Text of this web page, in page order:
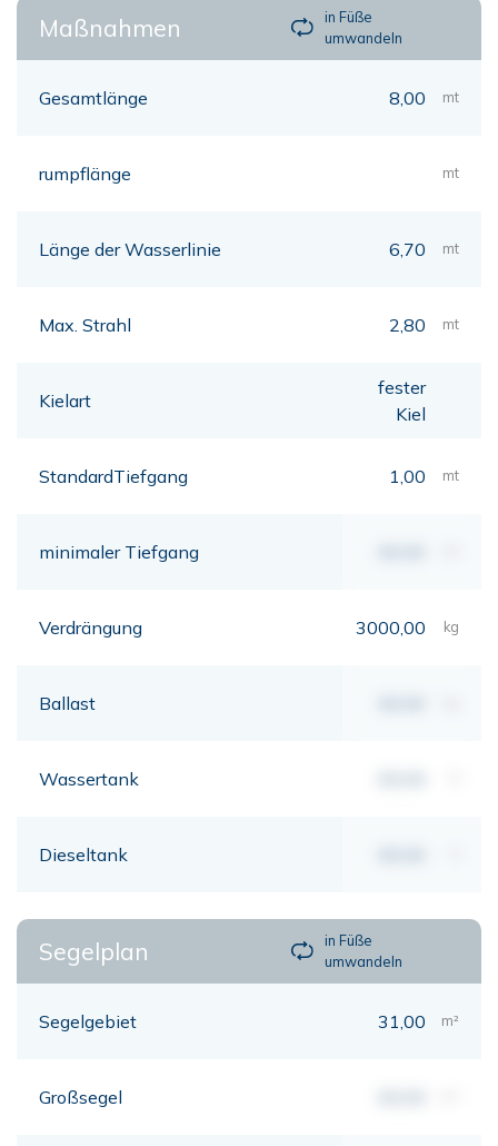
Maßnahmen
in Füße
umwandeln
Gesamtlänge 8,00 mt
rumpflänge mt
Länge der Wasserlinie 6,70 mt
Max. Strahl 2,80 mt
Kielart
fester
Kiel
StandardTiefgang 1,00 mt
minimaler Tiefgang
Verdrängung 3000,00 kg
Ballast
Wassertank
Dieseltank
Segelplan
in Füße
umwandeln
Segelgebiet 31,00 m²
Großsegel